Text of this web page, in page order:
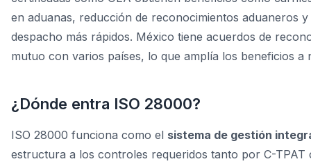
en aduanas, reducción de reconocimientos aduaneros y
despacho más rápidos. México tiene acuerdos de
mutuo con varios países, lo que amplía los beneficios a
¿Dónde entra ISO 28000?
ISO 28000 funciona como el sistema de gestión
estructura a los controles requeridos tanto por C-TPAT